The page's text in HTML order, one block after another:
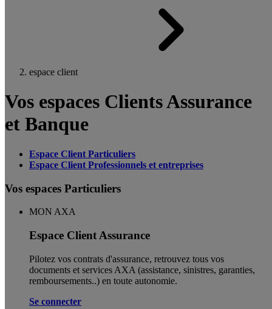
espace client
Vos espaces Clients Assurance
et Banque
Espace Client Particuliers
Espace Client Professionnels et entreprises
Vos espaces Particuliers
MON AXA
Espace Client Assurance
Pilotez vos contrats d'assurance, retrouvez tous vos
documents et services AXA (assistance, sinistres, garanties,
remboursements..) en toute autonomie. ​
Se connecter